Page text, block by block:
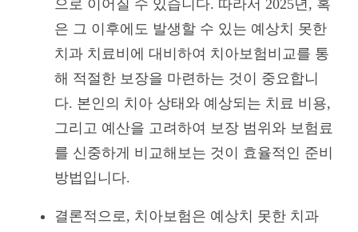
으로 이어질 수 있습니다. 따라서 2025년, 혹
은 그 이후에도 발생할 수 있는 예상치 못한
치과 치료비에 대비하여 치아보험비교를 통
해 적절한 보장을 마련하는 것이 중요합니
다. 본인의 치아 상태와 예상되는 치료 비용,
그리고 예산을 고려하여 보장 범위와 보험료
를 신중하게 비교해보는 것이 효율적인 준비
방법입니다.
결론적으로, 치아보험은 예상치 못한 치과